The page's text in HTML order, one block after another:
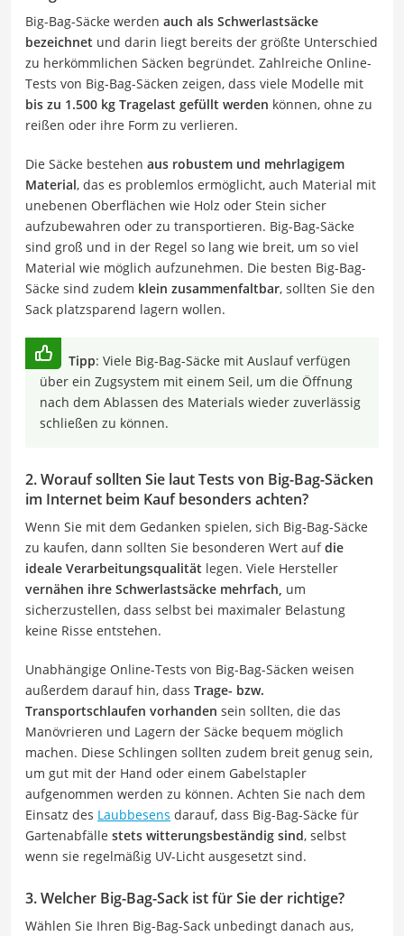
Big-Bag-Säcke werden auch als Schwerlastsäcke
bezeichnet und darin liegt bereits der größte Unterschied
zu herkömmlichen Säcken begründet. Zahlreiche Online-
Tests von Big-Bag-Säcken zeigen, dass viele Modelle mit
bis zu 1.500 kg Tragelast gefüllt werden können, ohne zu
reißen oder ihre Form zu verlieren.
Die Säcke bestehen aus robustem und mehrlagigem
Material, das es problemlos ermöglicht, auch Material mit
unebenen Oberflächen wie Holz oder Stein sicher
aufzubewahren oder zu transportieren. Big-Bag-Säcke
sind groß und in der Regel so lang wie breit, um so viel
Material wie möglich aufzunehmen. Die besten Big-Bag-
Säcke sind zudem klein zusammenfaltbar, sollten Sie den
Sack platzsparend lagern wollen.
Tipp: Viele Big-Bag-Säcke mit Auslauf verfügen
über ein Zugsystem mit einem Seil, um die Öffnung
nach dem Ablassen des Materials wieder zuverlässig
schließen zu können.
2. Worauf sollten Sie laut Tests von Big-Bag-Säcken
im Internet beim Kauf besonders achten?
Wenn Sie mit dem Gedanken spielen, sich Big-Bag-Säcke
zu kaufen, dann sollten Sie besonderen Wert aufdie
ideale Verarbeitungsqualität legen. Viele Hersteller
vernähen ihre Schwerlastsäcke mehrfach, um
sicherzustellen, dass selbst bei maximaler Belastung
keine Risse entstehen.
Unabhängige Online-Tests von Big-Bag-Säcken weisen
außerdem darauf hin, dass Trage- bzw.
Transportschlaufen vorhanden sein sollten, die das
Manövrieren und Lagern der Säcke bequem möglich
machen. Diese Schlingen sollten zudem breit genug sein,
um gut mit der Hand oder einem Gabelstapler
aufgenommen werden zu können. Achten Sie nach dem
Einsatz des Laubbesens darauf, dass Big-Bag-Säcke für
Gartenabfälle stets witterungsbeständig sind, selbst
wenn sie regelmäßig UV-Licht ausgesetzt sind.
3. Welcher Big-Bag-Sack ist für Sie der richtige?
Wählen Sie Ihren Big-Bag-Sack unbedingt danach aus,